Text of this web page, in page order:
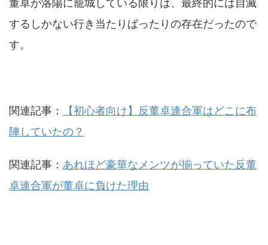
董卓が洛陽に籠城している限りは、最終的には自滅
するしかない行き当たりばったりの存在だったので
す。
関連記事：
【初心者向け】反董卓連合軍はどこに布
陣していたの？
関連記事： あれほど豪華なメンツが揃っていた反董
卓連合軍が董卓に負けた理由